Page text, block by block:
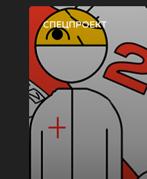
СПЕЦПРОЕКТ